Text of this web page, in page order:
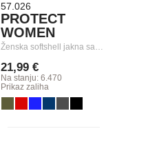
57.026
PROTECT
WOMEN
Ženska softshell jakna sa…
21,99 €
Na stanju: 6.470
Prikaz zaliha